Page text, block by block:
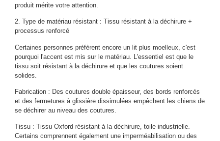
produit mérite votre attention.
2. Type de matériau résistant : Tissu résistant à la déchirure +
processus renforcé
Certaines personnes préfèrent encore un lit plus moelleux, c'est
pourquoi l'accent est mis sur le matériau. L'essentiel est que le
tissu soit résistant à la déchirure et que les coutures soient
solides.
Fabrication : Des coutures double épaisseur, des bords renforcés
et des fermetures à glissière dissimulées empêchent les chiens de
se déchirer au niveau des coutures.
Tissu : Tissu Oxford résistant à la déchirure, toile industrielle.
Certains comprennent également une imperméabilisation ou des